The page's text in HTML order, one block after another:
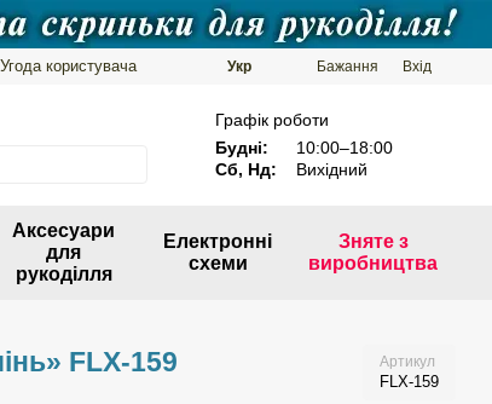
Угода користувача
Укр Бажання Вхід
Графік роботи
Будні:
10:00–18:00
Сб, Нд:
Вихідний
Аксесуари
для
рукоділля
Електронні
схеми
Зняте з
виробництва
FLX-159 Артикул
FLX-159